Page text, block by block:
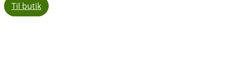
Til butik